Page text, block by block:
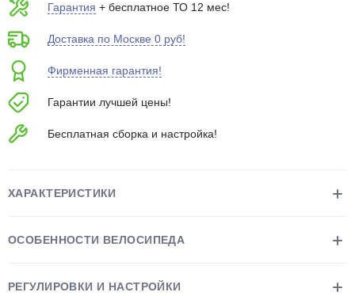
Гарантия + бесплатное ТО 12 мес!
Доставка по Москве 0 руб!
Фирменная гарантия!
Гарантии лучшей цены!
Бесплатная сборка и настройка!
ХАРАКТЕРИСТИКИ
ОСОБЕННОСТИ ВЕЛОСИПЕДА
РЕГУЛИРОВКИ И НАСТРОЙКИ
Подробнее
Остались вопросы?